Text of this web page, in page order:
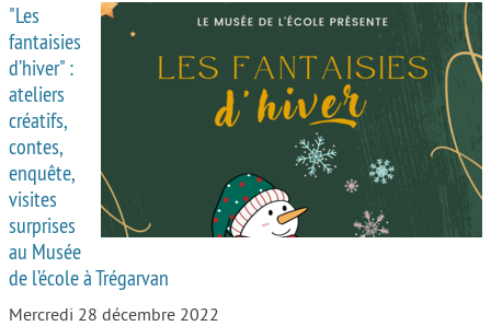
"Les
fantaisies
d’hiver" :
ateliers
créatifs,
contes,
enquête,
visites
surprises
au Musée
de l’école à Trégarvan
Mercredi 28 décembre 2022